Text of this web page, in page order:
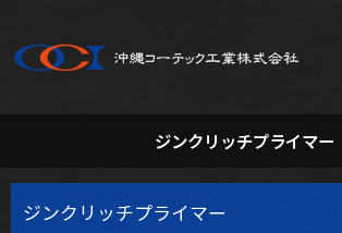
ジンクリッチプライマー
ジンクリッチプライマー